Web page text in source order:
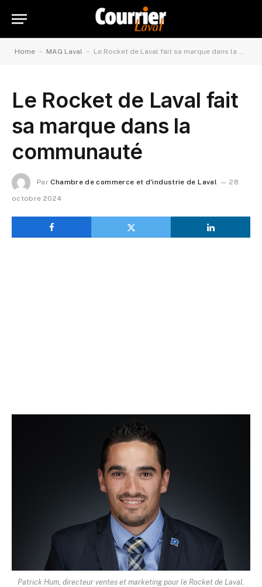
Home - MAG Laval - Le Rocket de Laval fait sa marque dans la communauté
Le Rocket de Laval fait
sa marque dans la
communauté
Par Chambre de commerce et d'industrie de Laval
28
octobre 2024
Patrick Hum, directeur ventes et marketing pour le Rocket de Laval.